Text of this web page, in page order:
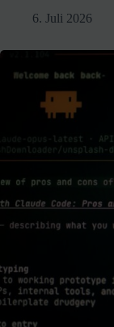
6. Juli 2026